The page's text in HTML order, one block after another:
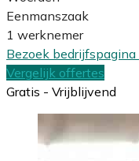
Eenmanszaak
1 werknemer
Bezoek bedrijfspagina
Vergelijk offertes
Gratis - Vrijblijvend